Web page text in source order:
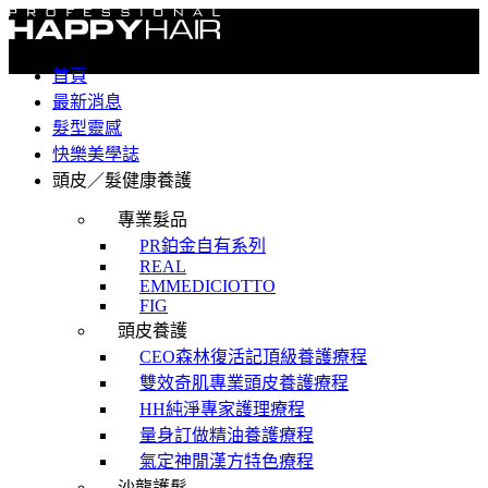
首頁
最新消息
髮型靈感
快樂美學誌
頭皮／髮健康養護
專業髮品
PR鉑金自有系列
REAL
EMMEDICIOTTO
FIG
頭皮養護
CEO森林復活記頂級養護療程
雙效奇肌專業頭皮養護療程
HH純淨專家護理療程
量身訂做精油養護療程
氣定神閒漢方特色療程